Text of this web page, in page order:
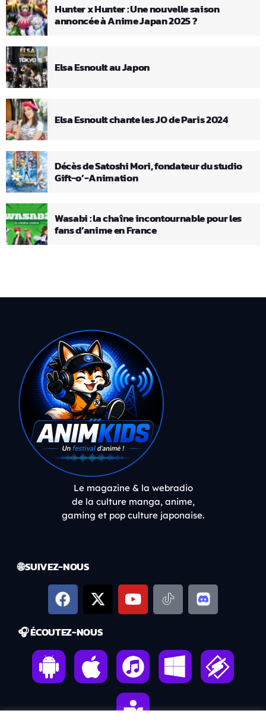
Hunter x Hunter : Une nouvelle saison
annoncée à Anime Japan 2025 ?
Elsa Esnoult au Japon
Elsa Esnoult chante les JO de Paris 2024
Décès de Satoshi Mori, fondateur du studio
Gift-o’-Animation
Wasabi : la chaîne incontournable pour les
fans d’anime en France
Le magazine & la webradio
de la culture manga, anime,
gaming et pop culture japonaise.
🌐 SUIVEZ-NOUS
🎧 ÉCOUTEZ-NOUS